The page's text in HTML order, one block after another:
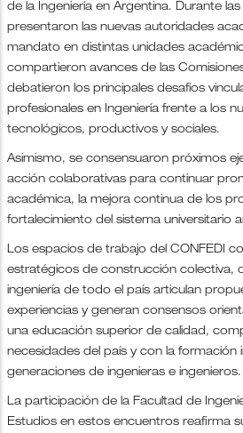
de la Ingeniería en Argentina. Durante
presentaron las nuevas autoridades
mandato en distintas unidades
compartieron avances de las
debatieron los principales desafíos
profesionales en Ingeniería frente a los
tecnológicos, productivos y sociales.
Asimismo, se consensuaron próximos
acción colaborativas para continuar
académica, la mejora continua de los
fortalecimiento del sistema universitario
Los espacios de trabajo del CONFEDI
estratégicos de construcción colectiva,
ingeniería de todo el país articulan
experiencias y generan consensos
una educación superior de calidad,
necesidades del país y con la formación
generaciones de ingenieras e ingenieros.
La participación de la Facultad de
Estudios en estos encuentros reafirma